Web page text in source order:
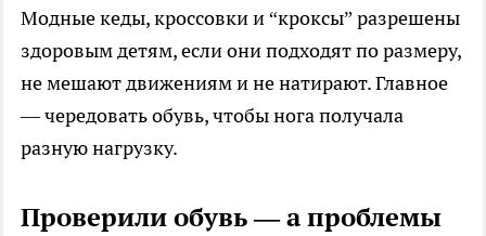
Модные кеды, кроссовки и “кроксы” разрешены
здоровым детям, если они подходят по размеру,
не мешают движениям и не натирают. Главное
— чередовать обувь, чтобы нога получала
разную нагрузку.
Проверили обувь — а проблемы